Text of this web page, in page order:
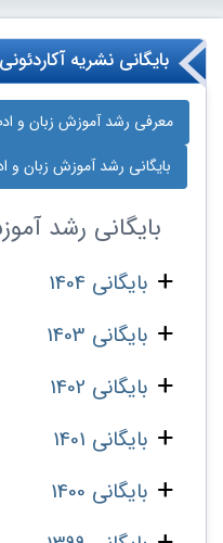
بایگانی نشریه آکاردئونی
معرفی رشد آموزش زبان و
بایگانی رشد آموزش زبان و
بایگانی رشد
بایگانی 1404
بایگانی 1403
بایگانی 1402
بایگانی 1401
بایگانی 1400